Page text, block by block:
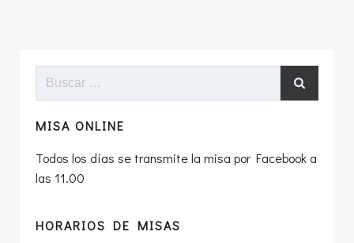
Buscar:
MISA ONLINE
Todos los días se transmite la misa por Facebook a
las 11.00
HORARIOS DE MISAS